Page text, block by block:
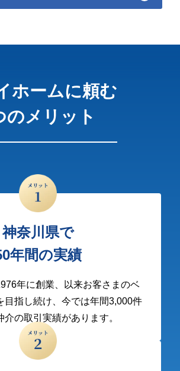
ホームに頼む
のメリット
神奈川県で
年間の実績
年に創業、以来お客さまのベ
目指し続け、今では年間3,000件
介の取引実績があります。